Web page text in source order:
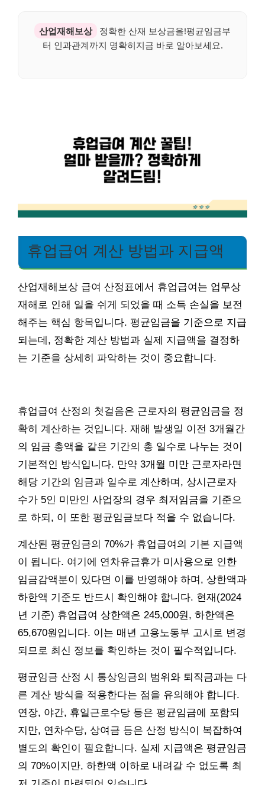
산업재해보상
정확한 산재 보상금을!평균임금부
터 인과관계까지 명확히지금 바로 알아보세요.
휴업급여 계산 방법과 지급액
산업재해보상 급여 산정표에서 휴업급여는 업무상
재해로 인해 일을 쉬게 되었을 때 소득 손실을 보전
해주는 핵심 항목입니다. 평균임금을 기준으로 지급
되는데, 정확한 계산 방법과 실제 지급액을 결정하
는 기준을 상세히 파악하는 것이 중요합니다.
휴업급여 산정의 첫걸음은 근로자의 평균임금을 정
확히 계산하는 것입니다. 재해 발생일 이전 3개월간
의 임금 총액을 같은 기간의 총 일수로 나누는 것이
기본적인 방식입니다. 만약 3개월 미만 근로자라면
해당 기간의 임금과 일수로 계산하며, 상시근로자
수가 5인 미만인 사업장의 경우 최저임금을 기준으
로 하되, 이 또한 평균임금보다 적을 수 없습니다.
계산된 평균임금의 70%가 휴업급여의 기본 지급액
이 됩니다. 여기에 연차유급휴가 미사용으로 인한
임금감액분이 있다면 이를 반영해야 하며, 상한액과
하한액 기준도 반드시 확인해야 합니다. 현재(2024
년 기준) 휴업급여 상한액은 245,000원, 하한액은
65,670원입니다. 이는 매년 고용노동부 고시로 변경
되므로 최신 정보를 확인하는 것이 필수적입니다.
평균임금 산정 시 통상임금의 범위와 퇴직금과는 다
른 계산 방식을 적용한다는 점을 유의해야 합니다.
연장, 야간, 휴일근로수당 등은 평균임금에 포함되
지만, 연차수당, 상여금 등은 산정 방식이 복잡하여
별도의 확인이 필요합니다. 실제 지급액은 평균임금
의 70%이지만, 하한액 이하로 내려갈 수 없도록 최